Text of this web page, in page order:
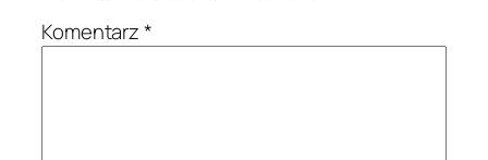
Komentarz*